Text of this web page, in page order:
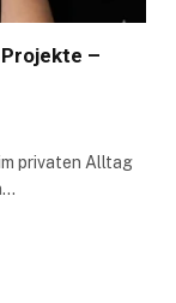
–
privaten Alltag